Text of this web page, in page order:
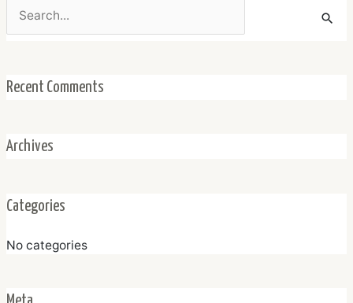
for:
Recent Comments
Archives
Categories
No categories